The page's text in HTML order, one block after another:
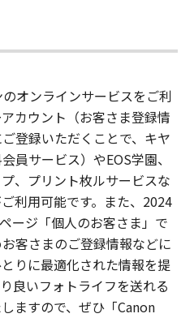
のオンラインサービスをご利
カウント（お客さま登録情
登録いただくことで、キヤ
員サービス）やEOS学園、
、プリント枚ルサービスな
利用可能です。また、2024
ージ「個人のお客さま」で
客さまのご登録情報などに
りに最適化された情報を提
良いフォトライフを送れる
ますので、ぜひ「Canon